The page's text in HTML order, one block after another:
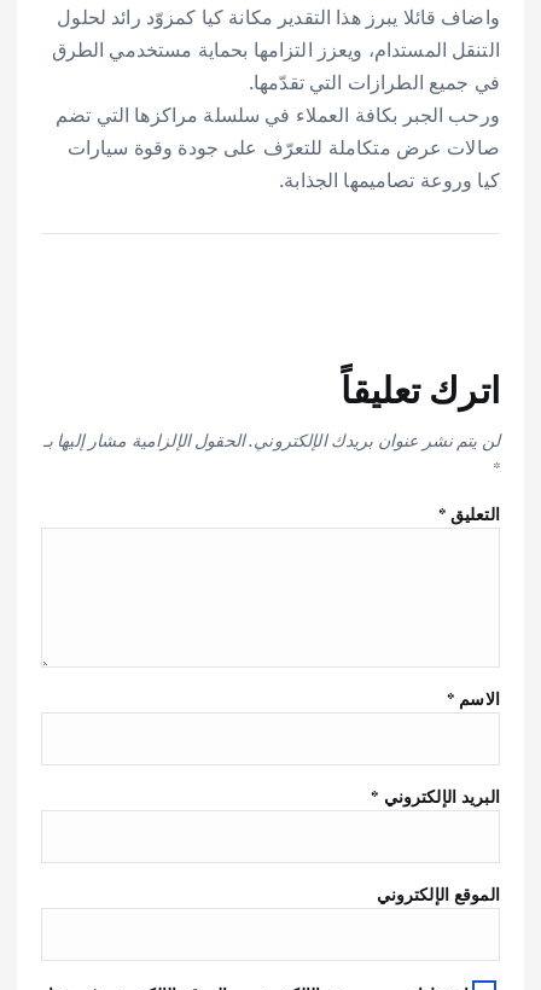
واضاف قائلا يبرز هذا التقدير مكانة كيا كمزوّد رائد لحلول
التنقل المستدام، ويعزز التزامها بحماية مستخدمي الطرق
في جميع الطرازات التي تقدّمها.
ورحب الجبر بكافة العملاء في سلسلة مراكزها التي تضم
صالات عرض متكاملة للتعرّف على جودة وقوة سيارات
كيا وروعة تصاميمها الجذابة.
اترك تعليقاً
لن يتم نشر عنوان بريدك الإلكتروني.الحقول الإلزامية مشار إليها بـ
*
التعليق*
الاسم *
البريد الإلكتروني *
الموقع الإلكتروني